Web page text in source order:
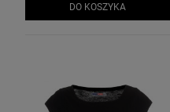
DO KOSZYKA